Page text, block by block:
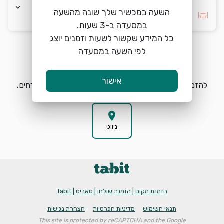
keyboard_arrow_down
בחרו העדפה *
הזמנת מקום
להזמנת מקום בג'ירף חיפה בחרו תאריך, שעה וכמות אורחים.
location_on
ניווט
הזמנת מקום | הזמנת שולחן | טאביט | Tabit
תנאי השימוש מדיניות הפרטיות הצהרת נגישות
This site is protected by reCAPTCHA and the Google
השעה במכשיר שלך שונה מהשעה
כל המידע שקשור לשעות וזמנים יוצג
לפי השעה במסעדה
אישור